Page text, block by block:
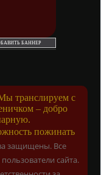
БАННЕР
транслируем с
– добро
пожинать
защищены. Все
сайта.